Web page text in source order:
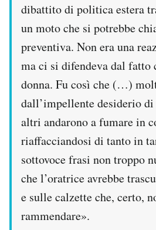
dibattito di politica estera
un moto che si potrebbe
preventiva. Non era una
ma ci si difendeva dal fatto
donna. Fu così che (…)
dall’impellente desiderio
altri andarono a fumare in
riaffacciandosi di tanto in
sottovoce frasi non troppo
che l’oratrice avrebbe
e sulle calzette che, certo,
rammendare».